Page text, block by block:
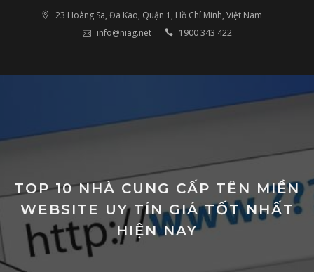
23 Hoàng Sa, Đa Kao, Quận 1, Hồ Chí Minh, Việt Nam
info@niag.net
1900 343 422
TOP 10 NHÀ CUNG CẤP TÊN MIỀN
WEBSITE UY TÍN GIÁ TỐT NHẤT
HIỆN NAY